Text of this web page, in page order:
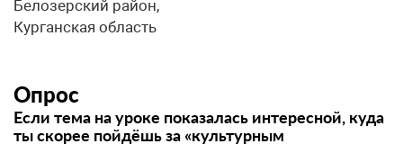
Белозерский район,
Курганская область
Опрос
Если тема на уроке показалась интересной, куда
ты скорее пойдёшь за «культурным